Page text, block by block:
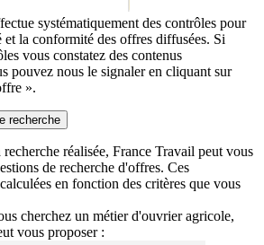
systématiquement des contrôles pour
la conformité des offres diffusées. Si
vous constatez des contenus
pouvez nous le signaler en cliquant sur
».
recherche
réalisée, France Travail peut vous
de recherche d'offres. Ces
en fonction des critères que vous
cherchez un métier d'ouvrier agricole,
vous proposer :